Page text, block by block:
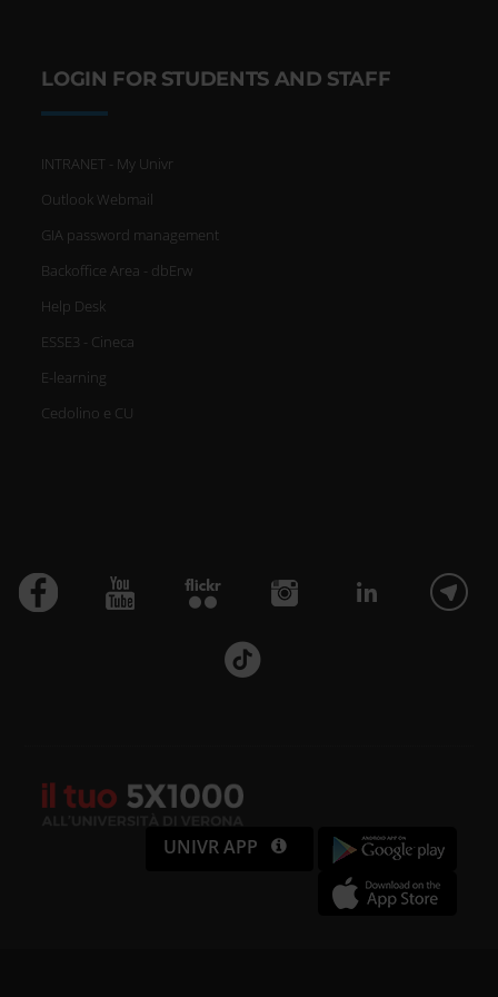
LOGIN FOR STUDENTS AND STAFF
INTRANET - My Univr
Outlook Webmail
GIA password management
Backoffice Area - dbErw
Help Desk
ESSE3 - Cineca
E-learning
Cedolino e CU
UNIVR APP